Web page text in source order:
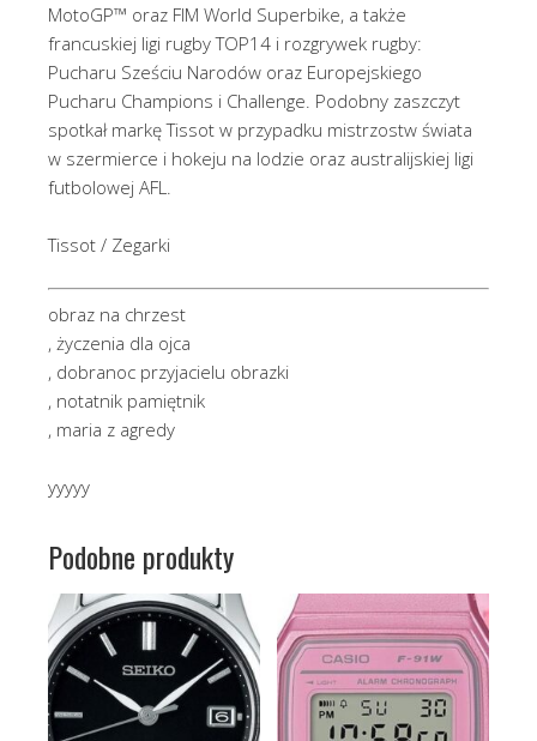
MotoGP™ oraz FIM World Superbike, a także
francuskiej ligi rugby TOP14 i rozgrywek rugby:
Pucharu Sześciu Narodów oraz Europejskiego
Pucharu Champions i Challenge. Podobny zaszczyt
spotkał markę Tissot w przypadku mistrzostw świata
w szermierce i hokeju na lodzie oraz australijskiej ligi
futbolowej AFL.
Tissot / Zegarki
obraz na chrzest
, życzenia dla ojca
, dobranoc przyjacielu obrazki
, notatnik pamiętnik
, maria z agredy
yyyyy
Podobne produkty